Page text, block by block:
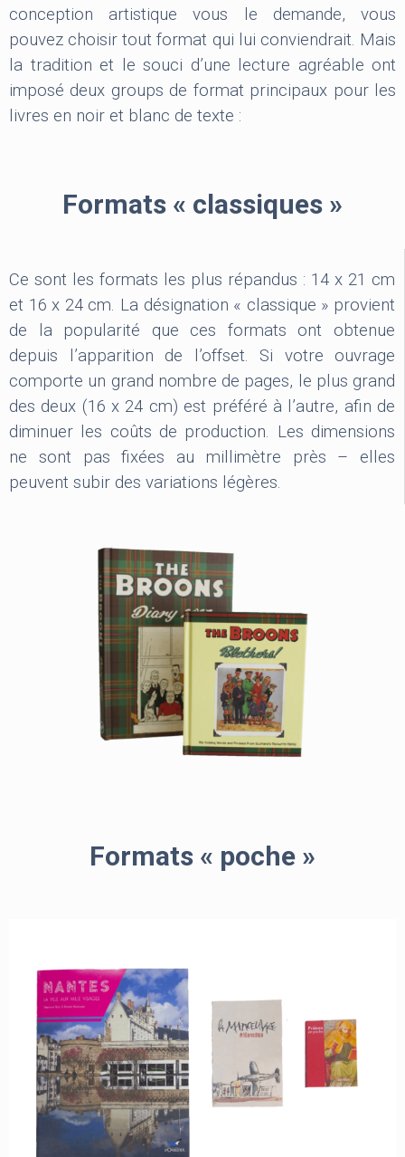
conception artistique vous le demande, vous
pouvez choisir tout format qui lui conviendrait. Mais
la tradition et le souci d’une lecture agréable ont
imposé deux groups de format principaux pour les
livres en noir et blanc de texte :
Formats « classiques »
Ce sont les formats les plus répandus : 14 x 21 cm
et 16 x 24 cm. La désignation « classique » provient
de la popularité que ces formats ont obtenue
depuis l’apparition de l’offset. Si votre ouvrage
comporte un grand nombre de pages, le plus grand
des deux (16 x 24 cm) est préféré à l’autre, afin de
diminuer les coûts de production. Les dimensions
ne sont pas fixées au millimètre près – elles
peuvent subir des variations légères.
Formats « poche »